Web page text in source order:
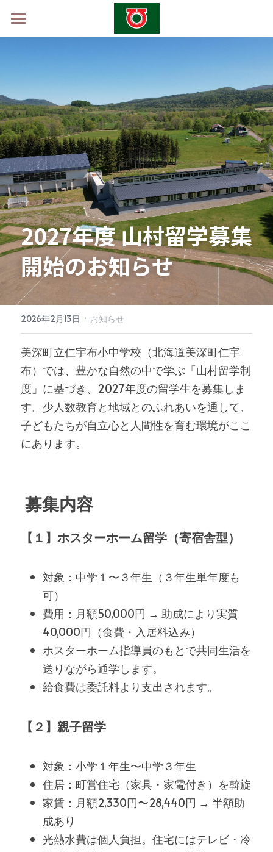
ホーム
山村留学制度
山村留学体験会2026 -秋-
採用情報
お問い合わせ
2027年度 山村留学募集
開始のお知らせ
2026年2月13日 · お知らせ
美深町立仁宇布小中学校（北海道美深町仁宇
布）では、豊かな自然の中で学ぶ「山村留学制
度」に基づき、2027年度の留学生を募集しま
す。少人数教育と地域とのふれあいを通して、
子どもたちが自立心と人間性を育む環境がここ
にあります。
募集内容
【１】ホスターホーム留学（寄宿舎型）
対象：中学１〜３年生（３年生単年度も
可）
費用：月額50,000円 → 助成により実質
40,000円（食費・入居料込み）
ホスターホーム指導員のもとで共同生活を
送りながら通学します。
給食費は委託料より支出されます。
【２】親子留学
対象：小学１年生〜中学３年生
住居：町営住宅（家具・家電付き）を斡旋
家賃：月額2,330円〜28,440円 → 半額助
成あり
光熱水費は個人負担。住宅にはテレビ・冷